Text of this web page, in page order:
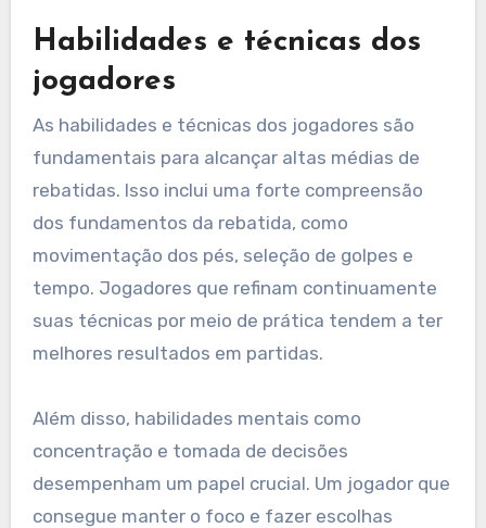
Habilidades e técnicas dos
jogadores
As habilidades e técnicas dos jogadores são
fundamentais para alcançar altas médias de
rebatidas. Isso inclui uma forte compreensão
dos fundamentos da rebatida, como
movimentação dos pés, seleção de golpes e
tempo. Jogadores que refinam continuamente
suas técnicas por meio de prática tendem a ter
melhores resultados em partidas.
Além disso, habilidades mentais como
concentração e tomada de decisões
desempenham um papel crucial. Um jogador que
consegue manter o foco e fazer escolhas